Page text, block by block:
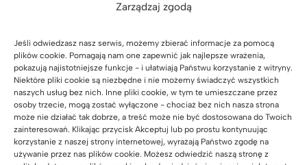
Zarządzaj zgodą
Jeśli odwiedzasz nasz serwis, możemy zbierać informacje za pomocą
plików cookie. Pomagają nam one zapewnić jak najlepsze wrażenia,
pokazują najistotniejsze funkcje - i ułatwiają Państwu korzystanie z witryny.
Niektóre pliki cookie są niezbędne i nie możemy świadczyć wszystkich
naszych usług bez nich. Inne pliki cookie, w tym te umieszczane przez
osoby trzecie, mogą zostać wyłączone - chociaż bez nich nasza strona
może nie działać tak dobrze, a treść może nie być dostosowana do Twoich
zainteresowań. Klikając przycisk Akceptuj lub po prostu kontynuując
korzystanie z naszej strony internetowej, wyrażają Państwo zgodę na
używanie przez nas plików cookie. Możesz odwiedzić naszą stronę z
Meble biurowe do kancelarii
31 lipca 2026